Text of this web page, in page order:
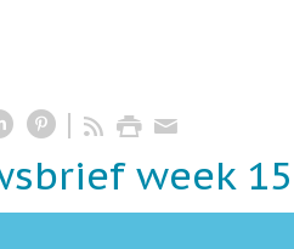
week 15